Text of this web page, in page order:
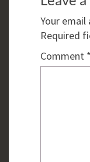
Your email
Required
Comment *